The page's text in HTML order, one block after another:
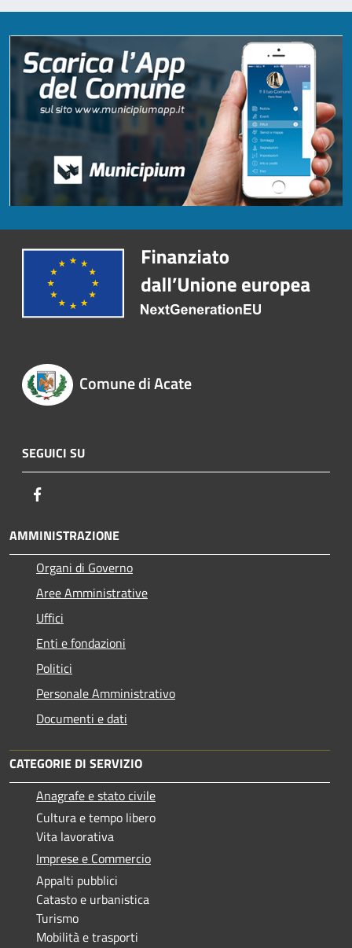
Comune di Acate
SEGUICI SU
AMMINISTRAZIONE
Organi di Governo
Aree Amministrative
Uffici
Enti e fondazioni
Politici
Personale Amministrativo
Documenti e dati
CATEGORIE DI SERVIZIO
Anagrafe e stato civile
Cultura e tempo libero
Vita lavorativa
Imprese e Commercio
Appalti pubblici
Catasto e urbanistica
Turismo
Mobilità e trasporti